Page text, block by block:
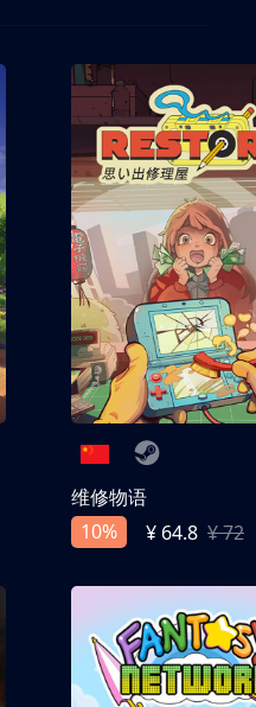
维修物语
10%
¥ 64.8 ¥ 72